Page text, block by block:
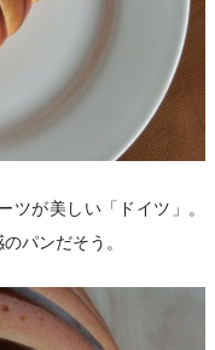
が美しい「ドイツ」。
パンだそう。